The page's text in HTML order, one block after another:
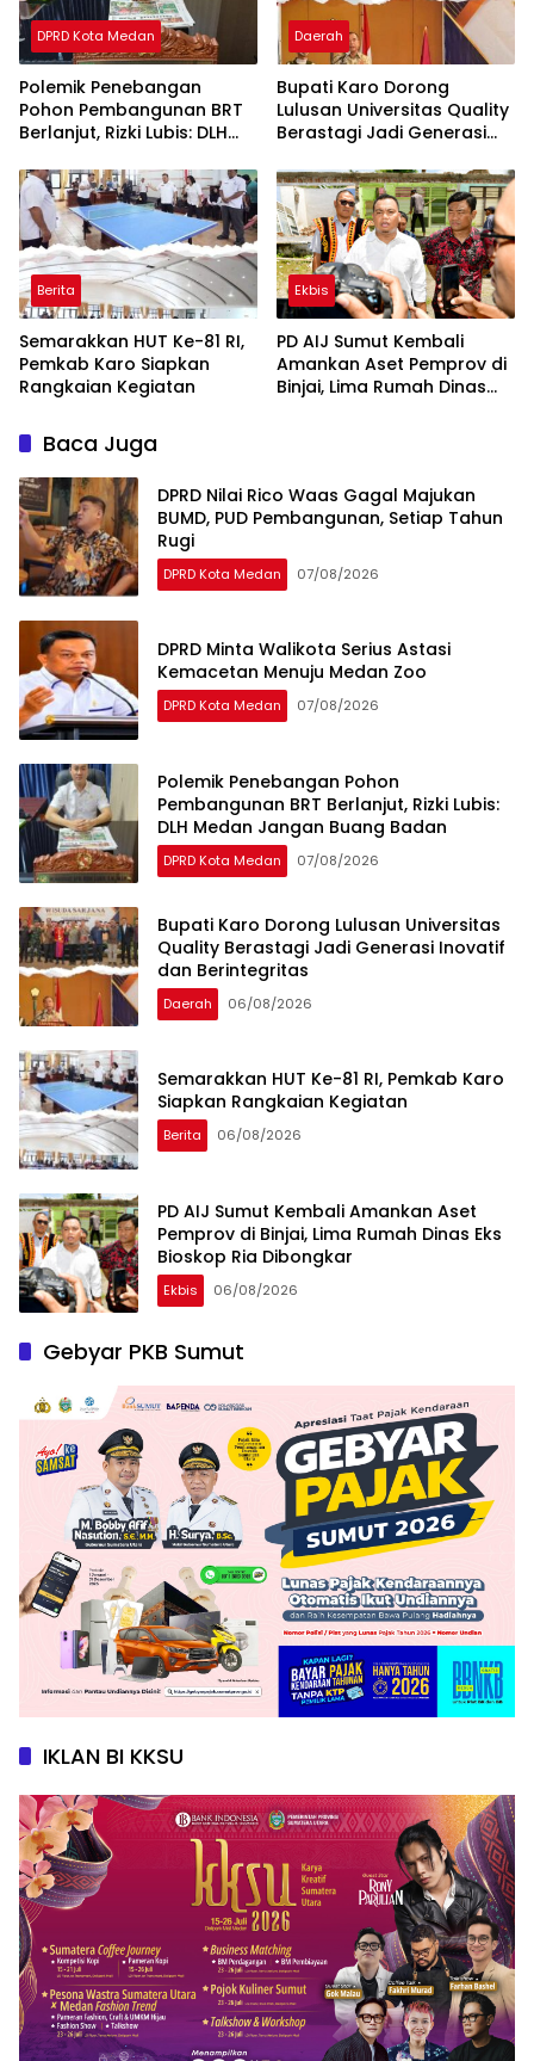
DPRD Kota Medan
Polemik Penebangan
Pohon Pembangunan BRT
Berlanjut, Rizki Lubis: DLH
Badan
Daerah
Bupati Karo Dorong
Lulusan Universitas Quality
Berastagi Jadi Generasi
Berita
Semarakkan HUT Ke-81 RI,
Pemkab Karo Siapkan
Rangkaian Kegiatan
Ekbis
PD AIJ Sumut Kembali
Amankan Aset Pemprov di
Binjai, Lima Rumah Dinas
Baca Juga
DPRD Nilai Rico Waas Gagal Majukan
BUMD, PUD Pembangunan, Setiap Tahun
Rugi
DPRD Kota Medan 07/08/2026
DPRD Minta Walikota Serius Astasi
Kemacetan Menuju Medan Zoo
DPRD Kota Medan 07/08/2026
Polemik Penebangan Pohon
Pembangunan BRT Berlanjut, Rizki Lubis:
DLH Medan Jangan Buang Badan
DPRD Kota Medan 07/08/2026
Bupati Karo Dorong Lulusan Universitas
Quality Berastagi Jadi Generasi Inovatif
dan Berintegritas
Daerah 06/08/2026
Semarakkan HUT Ke-81 RI, Pemkab Karo
Siapkan Rangkaian Kegiatan
Berita 06/08/2026
PD AIJ Sumut Kembali Amankan Aset
Pemprov di Binjai, Lima Rumah Dinas Eks
Bioskop Ria Dibongkar
Ekbis 06/08/2026
Gebyar PKB Sumut
IKLAN BI KKSU